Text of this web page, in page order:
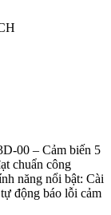
00 – Cảm biến 5
chuẩn công
năng nổi bật: Cài
động báo lỗi cảm